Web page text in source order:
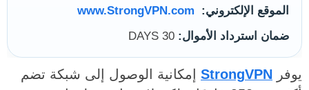
الموقع الإلكتروني:
www.StrongVPN.com
ضمان استرداد الأموال: 30 DAYS
يوفر StrongVPN إمكانية الوصول إلى شبكة تضم